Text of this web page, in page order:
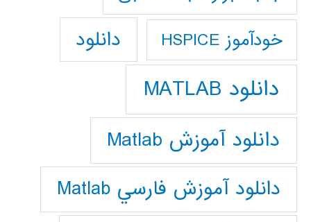
خودآموز HSPICE دانلود
دانلود MATLAB
دانلود آموزش Matlab
دانلود آموزش فارسي Matlab